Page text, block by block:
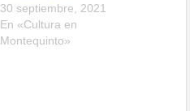
30 septiembre, 2021
En «Cultura en
Montequinto»